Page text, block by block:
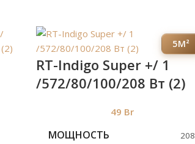
5М²
RT-Indigo Super +/ 1
/572/80/100/208 Вт (2)
49 Br
МОЩНОСТЬ 208